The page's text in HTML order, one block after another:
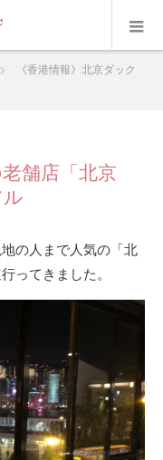
《香港情報》北京ダック
舗店「北京
の人まで人気の「北
ってきました。